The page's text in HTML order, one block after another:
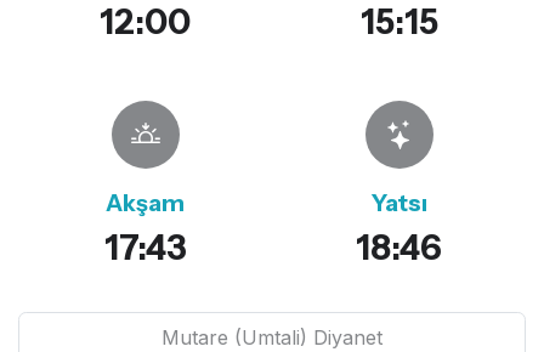
12:00 15:15
Akşam
17:43
Yatsı
18:46
Mutare (Umtali) Diyanet